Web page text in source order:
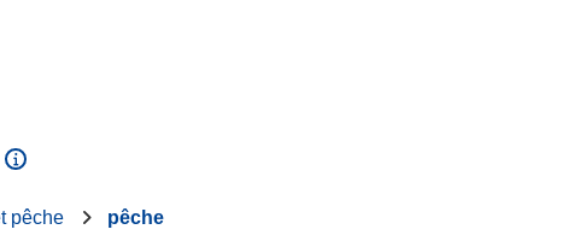
pêche
pêche